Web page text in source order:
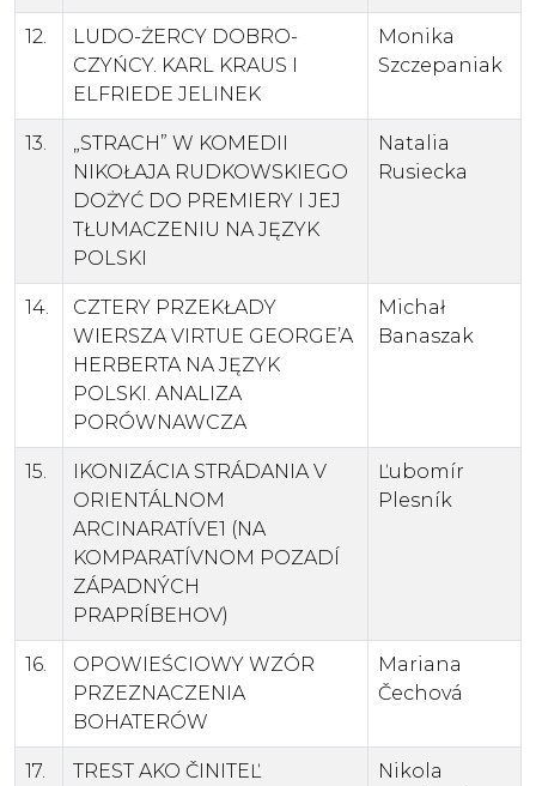
12.
LUDO-ŻERCY DOBRO-
CZYŃCY. KARL KRAUS I
ELFRIEDE JELINEK
Monika
Szczepaniak
13.
„STRACH” W KOMEDII
NIKOŁAJA RUDKOWSKIEGO
DOŻYĆ DO PREMIERY I JEJ
TŁUMACZENIU NA JĘZYK
POLSKI
Natalia
Rusiecka
14.
CZTERY PRZEKŁADY
WIERSZA VIRTUE GEORGE’A
HERBERTA NA JĘZYK
POLSKI. ANALIZA
PORÓWNAWCZA
Michał
Banaszak
15.
IKONIZÁCIA STRÁDANIA V
ORIENTÁLNOM
ARCINARATÍVE1 (NA
KOMPARATÍVNOM POZADÍ
ZÁPADNÝCH
PRAPRÍBEHOV)
Ľubomír
Plesník
16.
OPOWIEŚCIOWY WZÓR
PRZEZNACZENIA
BOHATERÓW
Mariana
Čechová
17.
TREST AKO ČINITEĽ
Nikola